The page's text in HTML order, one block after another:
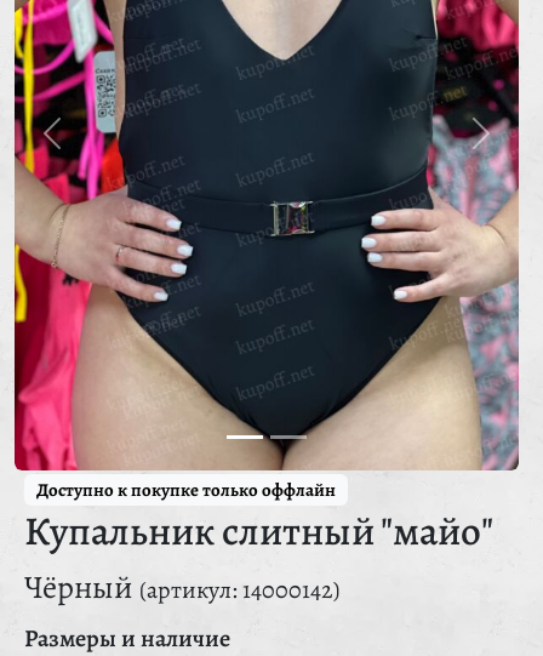
Доступно к покупке только оффлайн
Купальник слитный "майо"
Чёрный (артикул: 14000142)
Размеры и наличие